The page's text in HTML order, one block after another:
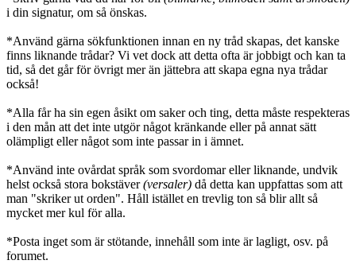
i din signatur, om så önskas.
*Använd gärna sökfunktionen innan en ny tråd skapas, det kanske
finns liknande trådar? Vi vet dock att detta ofta är jobbigt och kan ta
tid, så det går för övrigt mer än jättebra att skapa egna nya trådar
också!
*Alla får ha sin egen åsikt om saker och ting, detta måste respekteras
i den mån att det inte utgör något kränkande eller på annat sätt
olämpligt eller något som inte passar in i ämnet.
*Använd inte ovårdat språk som svordomar eller liknande, undvik
helst också stora bokstäver(versaler) då detta kan uppfattas som att
man "skriker ut orden". Håll istället en trevlig ton så blir allt så
mycket mer kul för alla.
*Posta inget som är stötande, innehåll som inte är lagligt, osv. på
forumet.